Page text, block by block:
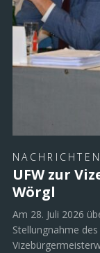
NACHRICHTEN
UFW zur
Wörgl
Am 28. Juli 2026
Stellungnahme